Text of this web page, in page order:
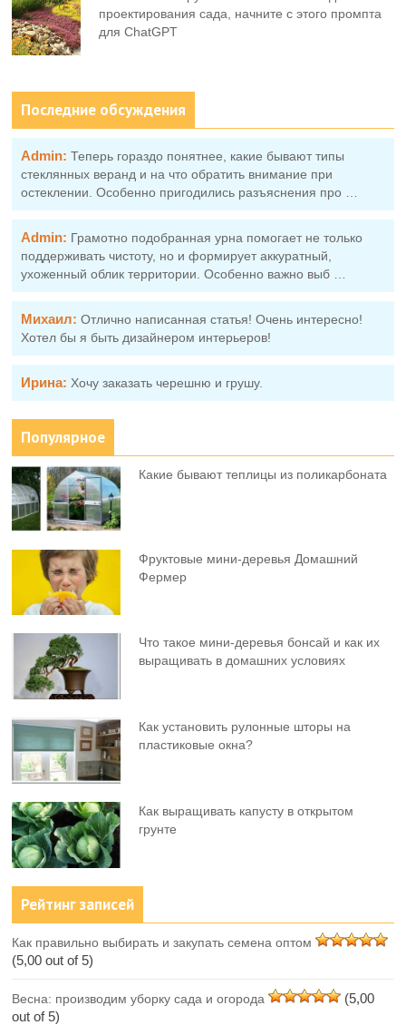
проектирования сада, начните с этого промпта
для ChatGPT
Последние обсуждения
Admin: Теперь гораздо понятнее, какие бывают типы
стеклянных веранд и на что обратить внимание при
остеклении. Особенно пригодились разъяснения про …
Admin: Грамотно подобранная урна помогает не только
поддерживать чистоту, но и формирует аккуратный,
ухоженный облик территории. Особенно важно выб …
Михаил: Отлично написанная статья! Очень интересно!
Хотел бы я быть дизайнером интерьеров!
Ирина: Хочу заказать черешню и грушу.
Популярное
Какие бывают теплицы из поликарбоната
Фруктовыe мини-деревья Домашний
Фермер
Что такое мини-деревья бонсай и как их
выращивать в домашних условиях
Как установить рулонные шторы на
пластиковые окна?
Как выращивать капусту в открытом
грунте
Рейтинг записей
Как правильно выбирать и закупать семена оптом
(5,00 out of 5)
Весна: производим уборку сада и огорода
(5,00
out of 5)